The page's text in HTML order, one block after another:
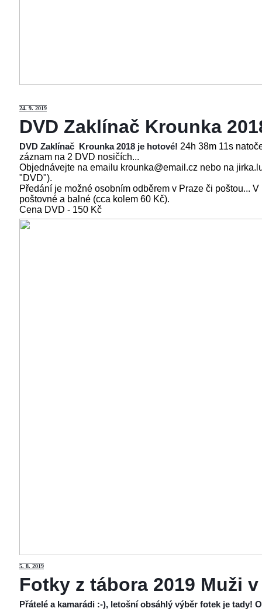
24. 9. 2019
DVD Zaklínač Krounka
DVD Zaklínač Krounka 2018 je hotové! 24h 38m 11s
záznam na 2 DVD nosičích...
Objednávejte na emailu krounka@email.cz nebo na
"DVD").
Předání je možné osobním odběrem v Praze či poštou...
poštovné a balné (cca kolem 60 Kč).
Cena DVD - 150 Kč
5. 8. 2019
Fotky z tábora 2019 Muži
Přátelé a kamarádi :-), letošní obsáhlý výběr fotek je tady!